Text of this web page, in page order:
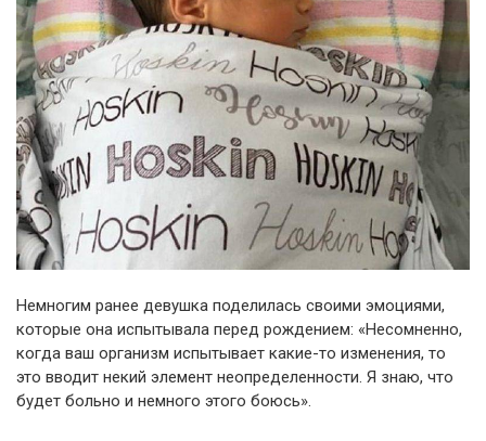
Немногим ранее девушка поделилась своими эмоциями,
которые она испытывала перед рождением: «Несомненно,
когда ваш организм испытывает какие-то изменения, то
это вводит некий элемент неопределенности. Я знаю, что
будет больно и немного этого боюсь».